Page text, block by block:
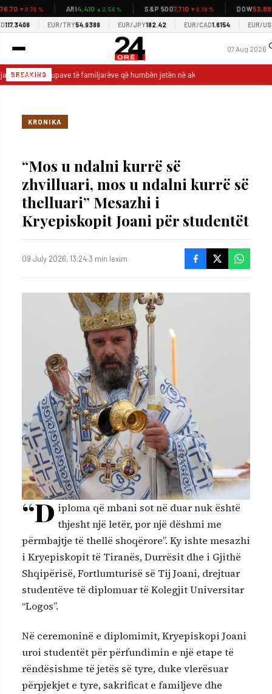
▼0.76 % ARI4,410▲2.56 % S&P 5007,710▼0.18 % DOW53,885
EUR/TRY54.9388 EUR/JPY182.42 EUR/CAD1.6154 EUR/USD
07 Aug 2026
BREAKING
në pritje të trupave të familjarëve që humbën jetën në aksidentin në Gjermani
KRONIKA
“Mos u ndalni kurrë së
zhvilluari, mos u ndalni kurrë së
thelluari” Mesazhi i
Kryepiskopit Joani për studentët
09 July 2026, 13:24·3 min lexim
“D iploma që mbani sot në duar nuk është
thjesht një letër, por një dëshmi me
përmbajtje të thellë shoqërore”. Ky ishte mesazhi
i Kryepiskopit të Tiranës, Durrësit dhe i Gjithë
Shqipërisë, Fortlumturisë së Tij Joani, drejtuar
studentëve të diplomuar të Kolegjit Universitar
“Logos”.
Në ceremoninë e diplomimit, Kryepiskopi Joani
uroi studentët për përfundimin e një etape të
rëndësishme të jetës së tyre, duke vlerësuar
përpjekjet e tyre, sakrificat e familjeve dhe